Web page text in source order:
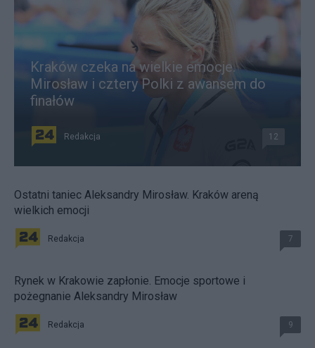
Kraków czeka na wielkie emocje.
Mirosław i cztery Polki z awansem do
finałów
Redakcja 12
Ostatni taniec Aleksandry Mirosław. Kraków areną
wielkich emocji
Redakcja 7
Rynek w Krakowie zapłonie. Emocje sportowe i
pożegnanie Aleksandry Mirosław
Redakcja 9